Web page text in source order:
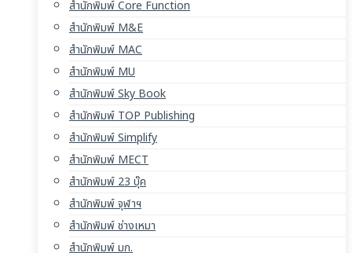
สำนักพิมพ์ Core Function
สำนักพิมพ์ M&E
สำนักพิมพ์ MAC
สำนักพิมพ์ MU
สำนักพิมพ์ Sky Book
สำนักพิมพ์ TOP Publishing
สำนักพิมพ์ Simplify
สำนักพิมพ์ MECT
สำนักพิมพ์ 23 บุ๊ค
สำนักพิมพ์ จุฬาฯ
สำนักพิมพ์ ช่างเหมา
สำนักพิมพ์ มก.